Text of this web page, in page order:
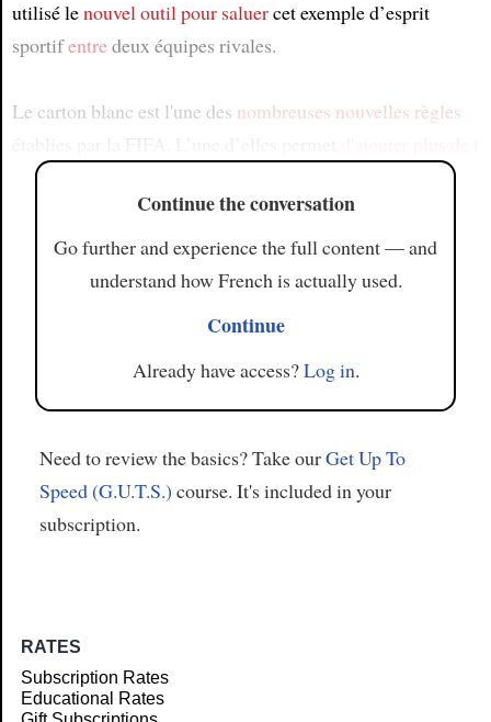
utilisé lenouvel outilpour saluercet exemple d’esprit
sportifentredeux équipes rivales.
Le carton blanc est l'une des nombreuses nouvelles règles
Continue the conversation
Go further and experience the full content — and
understand how French is actually used.
Continue
Already have access?Log in.
Need to review the basics? Take ourGet Up To
Speed (G.U.T.S.) course. It's included in your
subscription.
RATES
Subscription Rates
Educational Rates